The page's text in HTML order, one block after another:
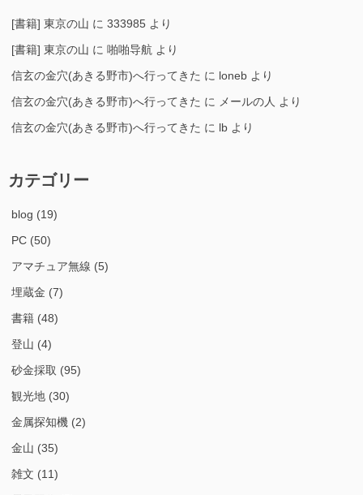
[書籍] 東京の山 に 333985 より
[書籍] 東京の山 に 啪啪导航 より
信玄の金穴(あきる野市)へ行ってきた に loneb より
信玄の金穴(あきる野市)へ行ってきた に メールの人 より
信玄の金穴(あきる野市)へ行ってきた に lb より
カテゴリー
blog (19)
PC (50)
アマチュア無線 (5)
埋蔵金 (7)
書籍 (48)
登山 (4)
砂金採取 (95)
観光地 (30)
金属探知機 (2)
金山 (35)
雑文 (11)